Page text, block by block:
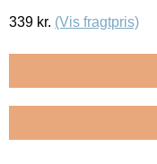
339 kr. (Vis fragtpris)